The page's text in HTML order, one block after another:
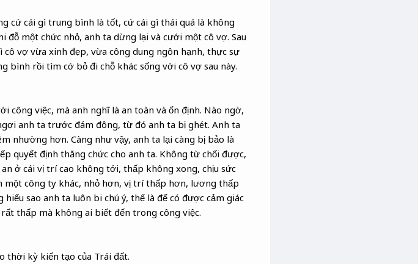
cứ cái gì trung bình là tốt, cứ cái gì thái quá là không
một chức nhỏ, anh ta dừng lại và cưới một cô vợ. Sau
vợ vừa xinh đẹp, vừa công dung ngôn hạnh, thực sự
bình rồi tìm cớ bỏ đi chỗ khác sống với cô vợ sau này.
công việc, mà anh nghĩ là an toàn và ổn định. Nào ngờ,
anh ta trước đám đông, từ đó anh ta bị ghét. Anh ta
nhường hơn. Càng như vậy, anh ta lại càng bị bảo là
quyết định thăng chức cho anh ta. Không từ chối được,
ở cái vị trí cao không tới, thấp không xong, chịu sức
một công ty khác, nhỏ hơn, vị trí thấp hơn, lương thấp
sao anh ta luôn bi chú ý, thế là để có được cảm giác
thấp mà không ai biết đến trong công việc.
thời kỳ kiến tạo của Trái đất.